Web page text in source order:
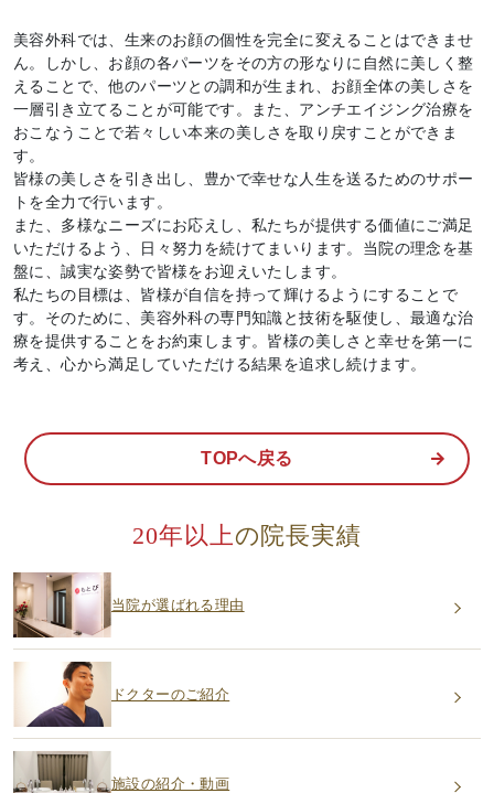
美容外科では、生来のお顔の個性を完全に変えることはできませ
ん。しかし、お顔の各パーツをその方の形なりに自然に美しく整
えることで、他のパーツとの調和が生まれ、お顔全体の美しさを
一層引き立てることが可能です。また、アンチエイジング治療を
おこなうことで若々しい本来の美しさを取り戻すことができま
す。
皆様の美しさを引き出し、豊かで幸せな人生を送るためのサポー
トを全力で行います。
また、多様なニーズにお応えし、私たちが提供する価値にご満足
いただけるよう、日々努力を続けてまいります。当院の理念を基
盤に、誠実な姿勢で皆様をお迎えいたします。
私たちの目標は、皆様が自信を持って輝けるようにすることで
す。そのために、美容外科の専門知識と技術を駆使し、最適な治
療を提供することをお約束します。皆様の美しさと幸せを第一に
考え、心から満足していただける結果を追求し続けます。
TOPへ戻る
20年以上の院長実績
当院が選ばれる理由
ドクターのご紹介
施設の紹介・動画